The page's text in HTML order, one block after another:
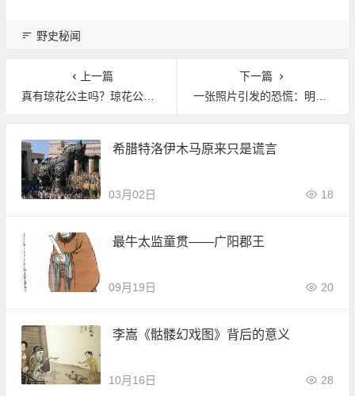
野史秘闻
上一篇
真有琼花公主吗？琼花公主是被杨广杀的吗？
下一篇
一张照片引发的恐慌：明治天皇竟然是假的?
希腊特洛伊木马原来只是谎言
03月02日 18
最牛太监童贯——广阳郡王
09月19日 20
李嵩《骷髅幻戏图》背后的意义
10月16日 28